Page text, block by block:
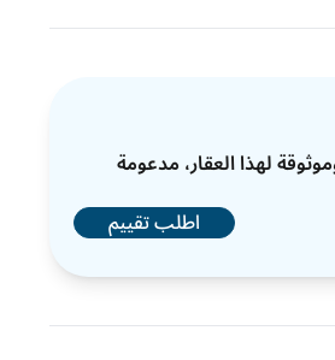
لهذا العقار، مدعومة
اطلب تقييم